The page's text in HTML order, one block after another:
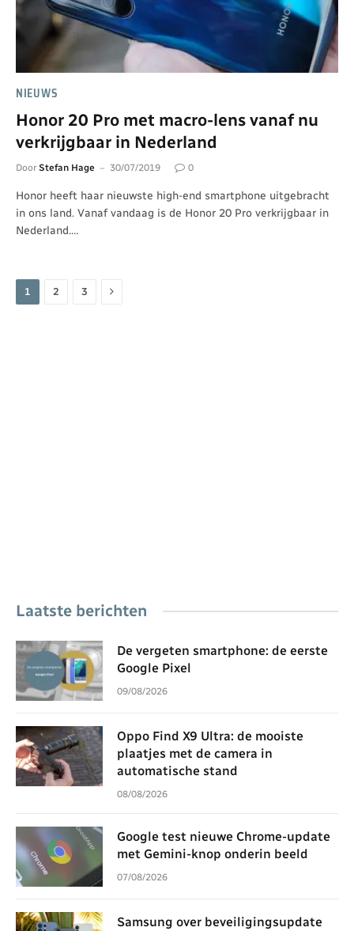
NIEUWS
Honor 20 Pro met macro-lens vanaf nu
verkrijgbaar in Nederland
Door Stefan Hage 30/07/2019 0
Honor heeft haar nieuwste high-end smartphone uitgebracht
in ons land. Vanaf vandaag is de Honor 20 Pro verkrijgbaar in
Nederland.…
1 2 3 Volgende
Laatste berichten
De vergeten smartphone: de eerste
Google Pixel
09/08/2026
Oppo Find X9 Ultra: de mooiste
plaatjes met de camera in
automatische stand
08/08/2026
Google test nieuwe Chrome-update
met Gemini-knop onderin beeld
07/08/2026
Samsung over beveiligingsupdate